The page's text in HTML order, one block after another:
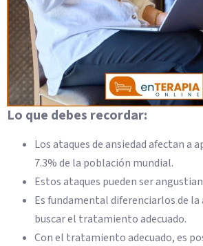
Lo que debes recordar:
Los ataques de ansiedad afectan a
7.3% de la población mundial.
Estos ataques pueden ser
Es fundamental diferenciarlos de la
buscar el tratamiento adecuado.
Con el tratamiento adecuado, es